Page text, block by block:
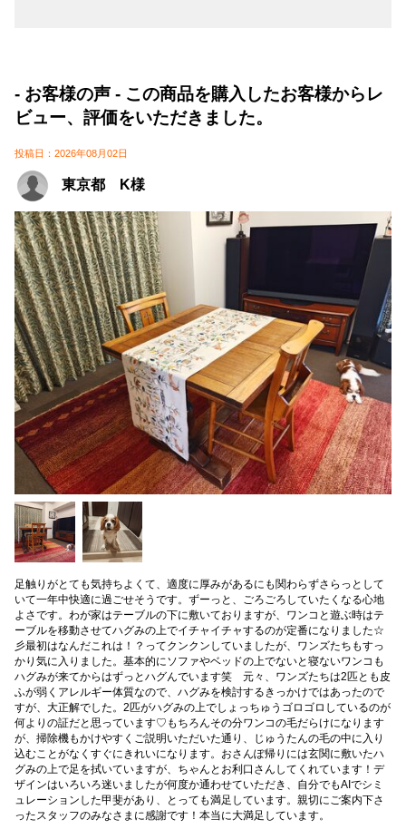
- お客様の声 - この商品を購入したお客様からレ
ビュー、評価をいただきました。
投稿日：2026年08月02日
東京都 K様
足触りがとても気持ちよくて、適度に厚みがあるにも関わらずさらっとして
いて一年中快適に過ごせそうです。ずーっと、ごろごろしていたくなる心地
よさです。わが家はテーブルの下に敷いておりますが、ワンコと遊ぶ時はテ
ーブルを移動させてハグみの上でイチャイチャするのが定番になりました☆
彡最初はなんだこれは！？ってクンクンしていましたが、ワンズたちもすっ
かり気に入りました。基本的にソファやベッドの上でないと寝ないワンコも
ハグみが来てからはずっとハグんでいます笑 元々、ワンズたちは2匹とも皮
ふが弱くアレルギー体質なので、ハグみを検討するきっかけではあったので
すが、大正解でした。2匹がハグみの上でしょっちゅうゴロゴロしているのが
何よりの証だと思っています♡もちろんその分ワンコの毛だらけになります
が、掃除機もかけやすくご説明いただいた通り、じゅうたんの毛の中に入り
込むことがなくすぐにきれいになります。おさんぽ帰りには玄関に敷いたハ
グみの上で足を拭いていますが、ちゃんとお利口さんしてくれています！デ
ザインはいろいろ迷いましたが何度か通わせていただき、自分でもAIでシミ
ュレーションした甲斐があり、とっても満足しています。親切にご案内下さ
ったスタッフのみなさまに感謝です！本当に大満足しています。